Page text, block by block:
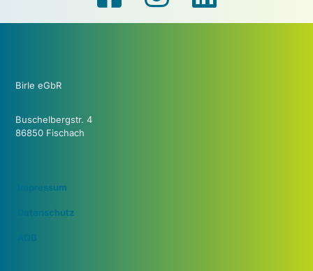
Birle eGbR
Buschelbergstr. 4
86850 Fischach
Impressum
Datenschutz